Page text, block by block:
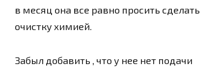
в месяц она все равно просить сделать
очистку химией.
Забыл добавить , что у нее нет подачи